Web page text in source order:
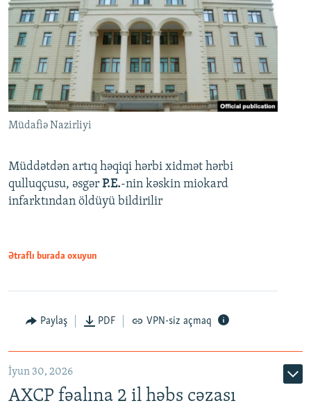
Müdafiə Nazirliyi
Müddətdən artıq həqiqi hərbi xidmət hərbi
qulluqçusu, əsgər P.E.-nin kəskin miokard
infarktından öldüyü bildirilir
Ətraflı burada oxuyun
Paylaş PDF VPN-siz açmaq
İyun 30, 2026
AXCP fəalına 2 il həbs cəzası